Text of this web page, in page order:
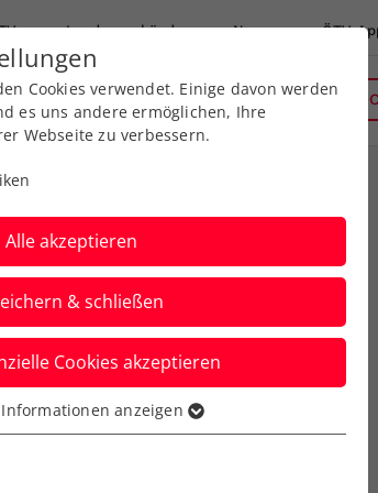
Landesverbände News ÖTV
Über uns
zu holen
Cookies verwendet. Einige davon werden
es uns andere ermöglichen, Ihre
Webseite zu verbessern.
Alle akzeptieren
& schließen
Cookies akzeptieren
für grundlegende Funktionen der
ist gewährleistet, dass die Webseite
anzeigen